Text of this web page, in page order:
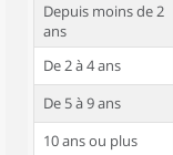
Depuis moins de 2
ans
De 2 à 4 ans
De 5 à 9 ans
10 ans ou plus